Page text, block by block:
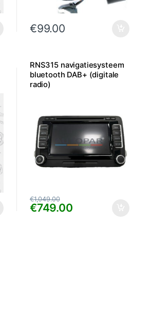
€99.00
RNS315 navigatiesysteem
bluetooth DAB+ (digitale
radio)
€749.00
€1,049.00